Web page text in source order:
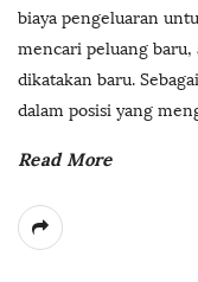
biaya pengeluaran
mencari peluang
dikatakan baru.
dalam posisi yang
Read More